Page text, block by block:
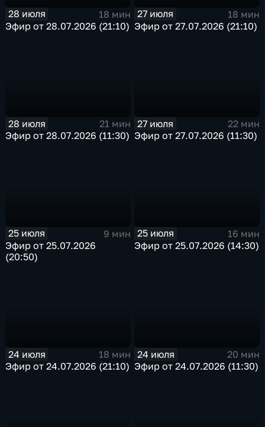
28 июля
18 мин
Эфир от 28.07.2026 (21:10)
27 июля
18 мин
Эфир от 27.07.2026 (21:10)
28 июля
21 мин
Эфир от 28.07.2026 (11:30)
27 июля
22 мин
Эфир от 27.07.2026 (11:30)
25 июля
9 мин
Эфир от 25.07.2026
(20:50)
25 июля
16 мин
Эфир от 25.07.2026 (14:30)
24 июля
18 мин
Эфир от 24.07.2026 (21:10)
24 июля
20 мин
Эфир от 24.07.2026 (11:30)